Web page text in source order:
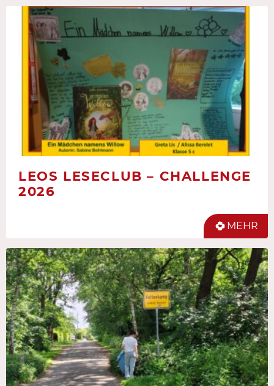
LEOS LESECLUB – CHALLENGE
2026
MEHR